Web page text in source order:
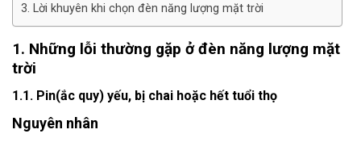
3. Lời khuyên khi chọn đèn năng lượng mặt trời
1. Những lỗi thường gặp ở đèn năng lượng mặt
trời
1.1. Pin(ắc quy) yếu, bị chai hoặc hết tuổi thọ
Nguyên nhân